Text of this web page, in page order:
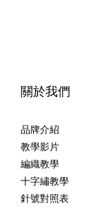
關於我們
品牌介紹
教學影片
編織教學
十字繡教學
針號對照表